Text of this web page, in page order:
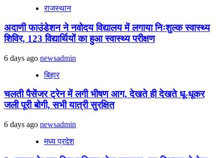
राजस्थान
अदाणी फाउंडेशन ने नवोदय विद्यालय में लगाया निःशुल्क स्वास्थ्य
शिविर, 123 विद्यार्थियों का हुआ स्वास्थ्य परीक्षण
6 days ago newsadmin
बिहार
चलती पैसेंजर ट्रेन में लगी भीषण आग, देखते ही देखते धू-धूकर
जली पूरी बोगी, सभी यात्री सुरक्षित
6 days ago newsadmin
मध्य प्रदेश